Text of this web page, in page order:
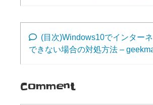
(目次)Windows10でインター
できない場合の対処方法 –
Comment